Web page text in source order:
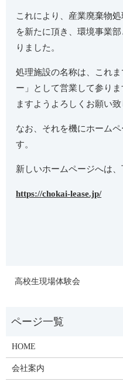
これにより、産業廃棄物
を新たに頂き、環境事業
りました。
処理施設の名称は、これ
ー」として営業して参り
ますようよろしくお願い致
なお、それを機にホーム
す。
新しいホームページへは
https://chokai-lease.jp/
高校生現場体験会
HOME
会社案内